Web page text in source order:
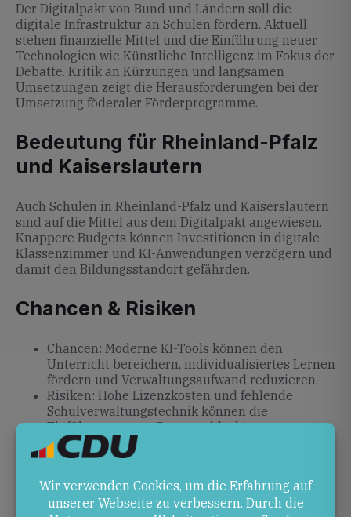
Der Digitalpakt von Bund und Ländern soll die
digitale Infrastruktur an Schulen fördern. Aktuell
stehen finanzielle Mittel und die Einführung neuer
Technologien wie Künstliche Intelligenz im Fokus der
Debatte. Kritik an Kürzungen und langsamen
Umsetzungen zeigt die Herausforderungen bei der
Umsetzung föderaler Förderprogramme.
Bedeutung für Rheinland-Pfalz
und Kaiserslautern
Auch Schulen in Rheinland-Pfalz und Kaiserslautern
sind auf die Mittel aus dem Digitalpakt angewiesen.
Knappere Budgets können Investitionen in digitale
Klassenzimmer und KI-Anwendungen verzögern und
damit den Bildungsstandort gefährden.
Chancen & Risiken
Chancen: Moderne KI-Tools können den
Unterricht bereichern, individualisiertes Lernen
fördern und Verwaltungsaufwand reduzieren.
Risiken: Hohe Lizenzkosten und fehlende
Schulverwaltungstechnik können die
Einführung neuer Systeme blockieren.
Unzureichende Mittel gefährden die Schulen
langfristig.
Ausblick